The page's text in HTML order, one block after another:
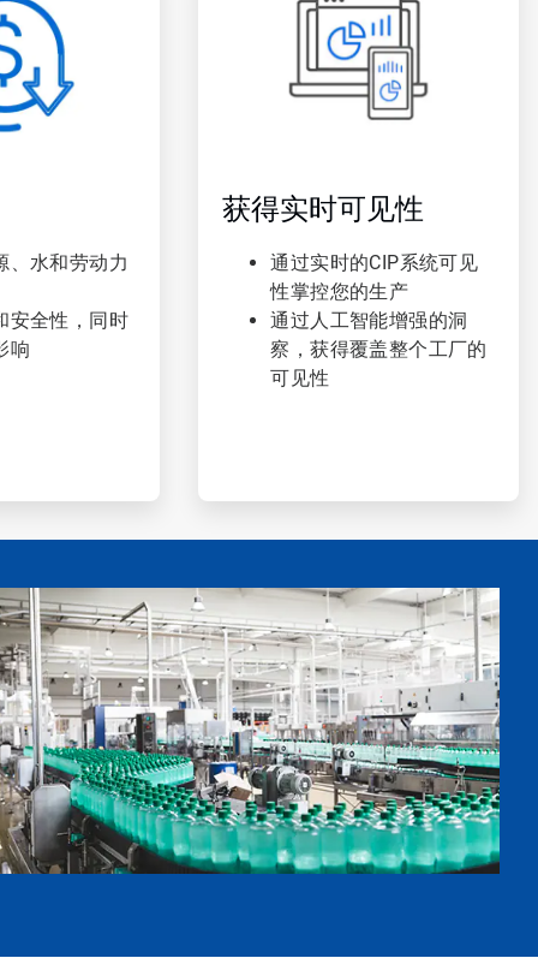
、水和劳动力
安全性，同时
响
获得实时可见性
通过实时的CIP系统可见
性掌控您的生产
通过人工智能增强的洞
察，获得覆盖整个工厂的
可见性